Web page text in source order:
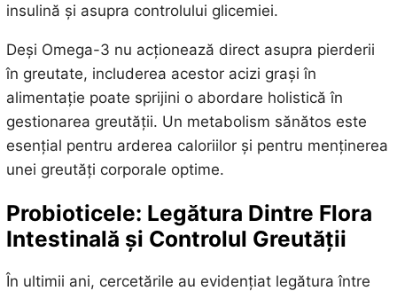
insulină și asupra controlului glicemiei.
Deși Omega-3 nu acționează direct asupra pierderii
în greutate, includerea acestor acizi grași în
alimentație poate sprijini o abordare holistică în
gestionarea greutății. Un metabolism sănătos este
esențial pentru arderea caloriilor și pentru menținerea
unei greutăți corporale optime.
Probioticele: Legătura Dintre Flora
Intestinală și Controlul Greutății
În ultimii ani, cercetările au evidențiat legătura între